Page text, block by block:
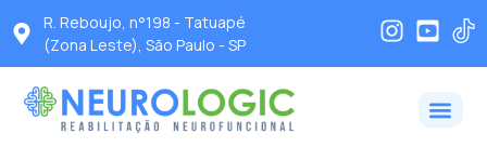
R. Reboujo, n°198 - Tatuapé
(Zona Leste), São Paulo - SP